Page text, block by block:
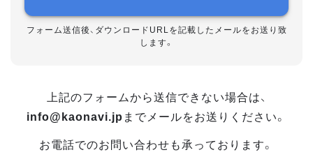
フォーム送信後、ダウンロードURLを記載したメールをお送り致
します。
上記のフォームから送信できない場合は、
info@kaonavi.jp までメールをお送りください。
お電話でのお問い合わせも承っております。